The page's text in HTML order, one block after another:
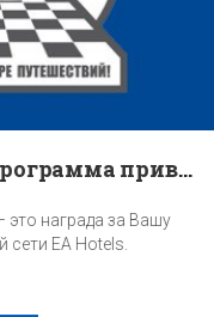
EA Benefit Program - Программа привилегий
награда за Вашу
EA Hotels.